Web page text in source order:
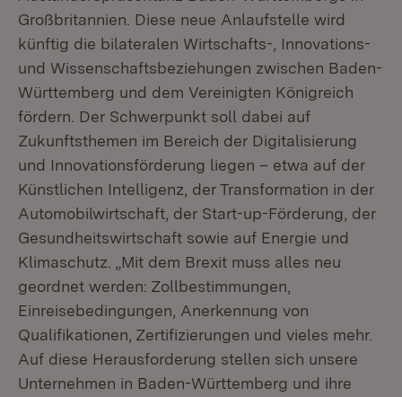
Großbritannien. Diese neue Anlaufstelle wird
künftig die bilateralen Wirtschafts-, Innovations-
und Wissenschaftsbeziehungen zwischen Baden-
Württemberg und dem Vereinigten Königreich
fördern. Der Schwerpunkt soll dabei auf
Zukunftsthemen im Bereich der Digitalisierung
und Innovationsförderung liegen – etwa auf der
Künstlichen Intelligenz, der Transformation in der
Automobilwirtschaft, der Start-up-Förderung, der
Gesundheitswirtschaft sowie auf Energie und
Klimaschutz. „Mit dem Brexit muss alles neu
geordnet werden: Zollbestimmungen,
Einreisebedingungen, Anerkennung von
Qualifikationen, Zertifizierungen und vieles mehr.
Auf diese Herausforderung stellen sich unsere
Unternehmen in Baden-Württemberg und ihre